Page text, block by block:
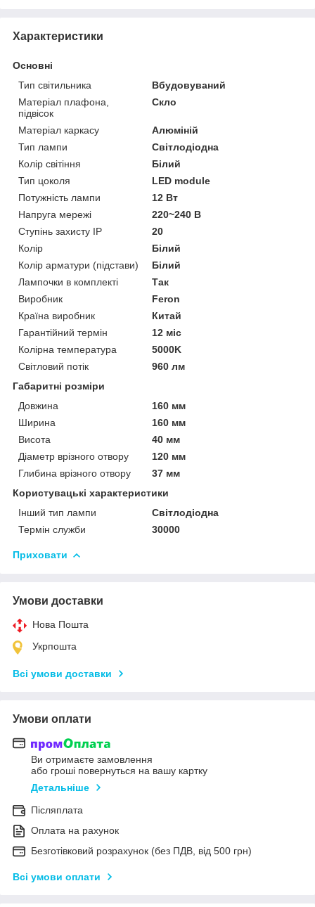
Характеристики
Основні
Тип світильника
Вбудовуваний
Матеріал плафона,
підвісок
Скло
Матеріал каркасу
Алюміній
Тип лампи
Світлодіодна
Колір світіння
Білий
Тип цоколя
LED module
Потужність лампи
12 Вт
Напруга мережі
220~240 В
Ступінь захисту IP
20
Колір
Білий
Колір арматури (підстави)
Білий
Лампочки в комплекті
Так
Виробник
Feron
Країна виробник
Китай
Гарантійний термін
12 міс
Колірна температура
5000K
Світловий потік
960 лм
Габаритні розміри
Довжина
160 мм
Ширина
160 мм
Висота
40 мм
Діаметр врізного отвору
120 мм
Глибина врізного отвору
37 мм
Користувацькі характеристики
Інший тип лампи
Світлодіодна
Термін служби
30000
Приховати
Умови доставки
Нова Пошта
Укрпошта
Всі умови доставки
Умови оплати
Ви отримаєте замовлення
або гроші повернуться на вашу картку
Детальніше
Післяплата
Оплата на рахунок
Безготівковий розрахунок (без ПДВ, від 500 грн)
Всі умови оплати